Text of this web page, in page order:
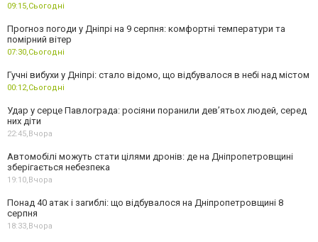
09:15, Сьогодні
Прогноз погоди у Дніпрі на 9 серпня: комфортні температури та
помірний вітер
07:30, Сьогодні
Гучні вибухи у Дніпрі: стало відомо, що відбувалося в небі над містом
00:12, Сьогодні
Удар у серце Павлограда: росіяни поранили дев’ятьох людей, серед
них діти
22:45, Вчора
Автомобілі можуть стати цілями дронів: де на Дніпропетровщині
зберігається небезпека
19:10, Вчора
Понад 40 атак і загиблі: що відбувалося на Дніпропетровщині 8
серпня
18:33, Вчора